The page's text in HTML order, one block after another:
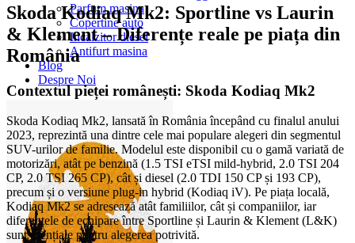
Parfum masina
Copertine auto
Incalzitor diesel
Antifurt masina
Blog
Despre Noi
Skoda Kodiaq Mk2: Sportline vs Laurin
& Klement – Diferențe reale pe piața din
România
Contextul pieței românești: Skoda Kodiaq Mk2
Skoda Kodiaq Mk2, lansată în România începând cu finalul anului
2023, reprezintă una dintre cele mai populare alegeri din segmentul
SUV-urilor de familie. Modelul este disponibil cu o gamă variată de
motorizări, atât pe benzină (1.5 TSI eTSI mild-hybrid, 2.0 TSI 204
CP, 2.0 TSI 265 CP), cât și diesel (2.0 TDI 150 CP și 193 CP),
precum și o versiune plug-in hybrid (Kodiaq iV). Pe piața locală,
Kodiaq Mk2 se adresează atât familiilor, cât și companiilor, iar
diferențele de echipare între Sportline și Laurin & Klement (L&K)
sunt esențiale pentru alegerea potrivită.